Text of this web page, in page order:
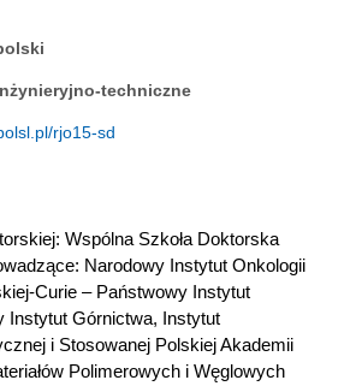
techniczne
rjo15-sd
Wspólna Szkoła Doktorska
Narodowy Instytut Onkologii
Curie – Państwowy Instytut
Instytut Górnictwa, Instytut
i Stosowanej Polskiej Akademii
Polimerowych i Węglowych